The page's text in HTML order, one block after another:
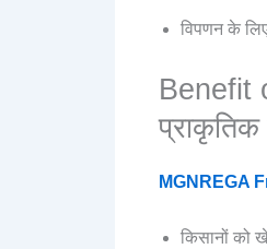
विपणन के
Benefit
MGNREGA
किसानों को